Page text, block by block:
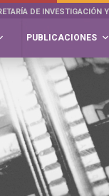
DE INVESTIGACIÓN
PUBLICACIONES